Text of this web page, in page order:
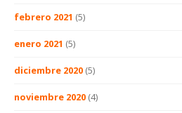
febrero 2021 (5)
enero 2021 (5)
diciembre 2020 (5)
noviembre 2020 (4)